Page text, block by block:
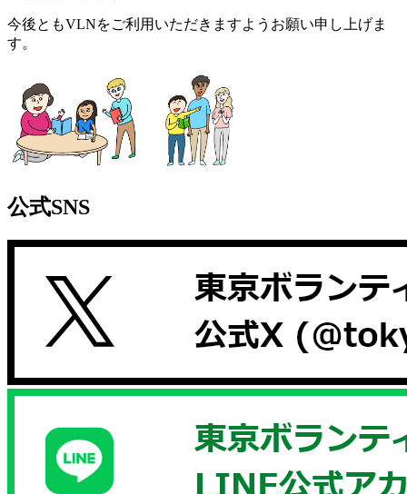
今後ともVLNをご利用いただきますようお願い申し上げま
す。
公式SNS